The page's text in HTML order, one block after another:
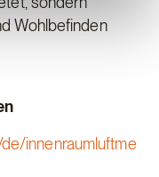
Wohlbefinden
innenraumluftme